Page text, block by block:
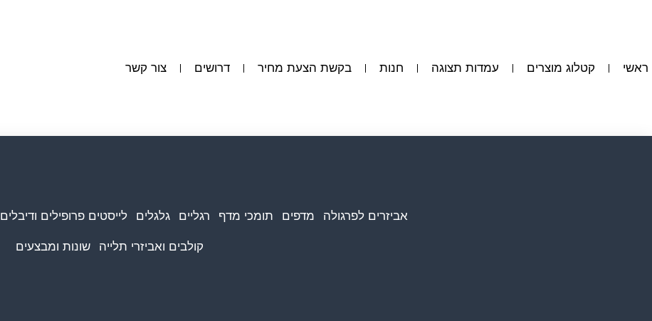
ראשי קטלוג מוצרים עמדות תצוגה חנות בקשת הצעת מחיר דרושים צור קשר
אביזרים לפרגולה מדפים תומכי מדף רגליים גלגלים לייסטים פרופילים ודיבלים
קולבים ואביזרי תלייה שונות ומבצעים